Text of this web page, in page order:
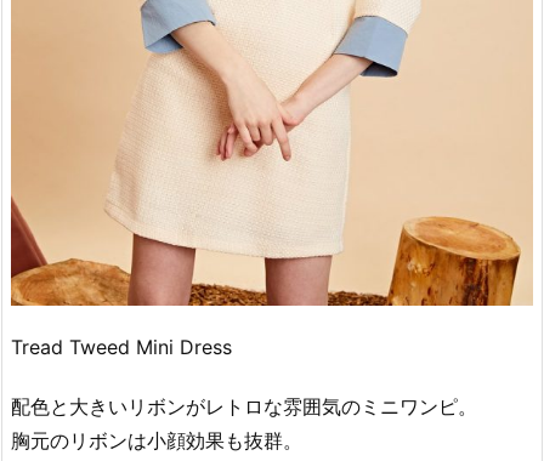
Tread Tweed Mini Dress
配色と大きいリボンがレトロな雰囲気のミニワンピ。
胸元のリボンは小顔効果も抜群。